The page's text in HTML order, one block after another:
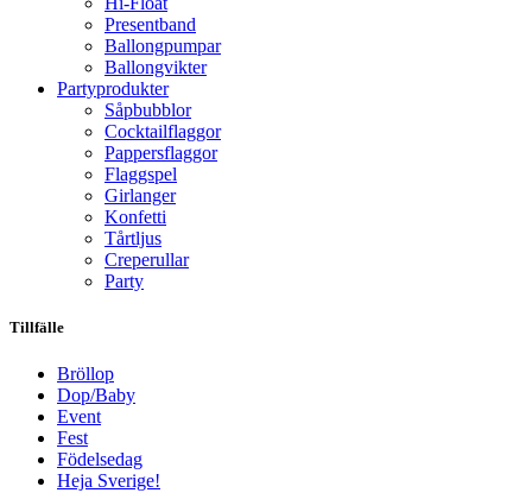
Presentband
Ballongpumpar
Ballong­vikter
Party­­produkter
Såpbubblor
Cocktail­flaggor
Pappers­flaggor
Flaggspel
Girlanger
Konfetti
Tårtljus
Creperullar
Party
Tillfälle
Bröllop
Dop/Baby
Event
Fest
Födelsedag
Heja Sverige!